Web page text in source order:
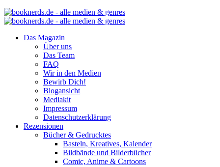
Das Magazin
Über uns
Das Team
FAQ
Wir in den Medien
Bewirb Dich!
Blogansicht
Mediakit
Impressum
Datenschutzerklärung
Rezensionen
Bücher & Gedrucktes
Basteln, Kreatives, Kalender
Bildbände und Bilderbücher
Comic, Anime & Cartoons